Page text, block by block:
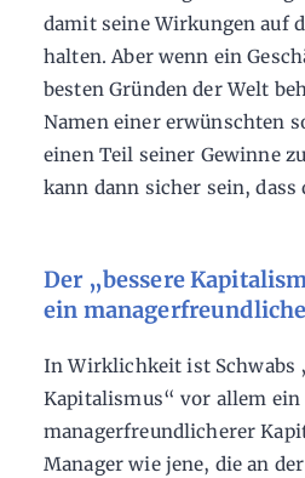
damit seine Wirkungen auf
halten. Aber wenn ein
besten Gründen der Welt
Namen einer erwünschten
einen Teil seiner Gewinne
kann dann sicher sein,
Der „bessere
ein
In Wirklichkeit ist Schwabs
Kapitalismus“ vor allem ein
managerfreundlicherer
Manager wie jene, die an